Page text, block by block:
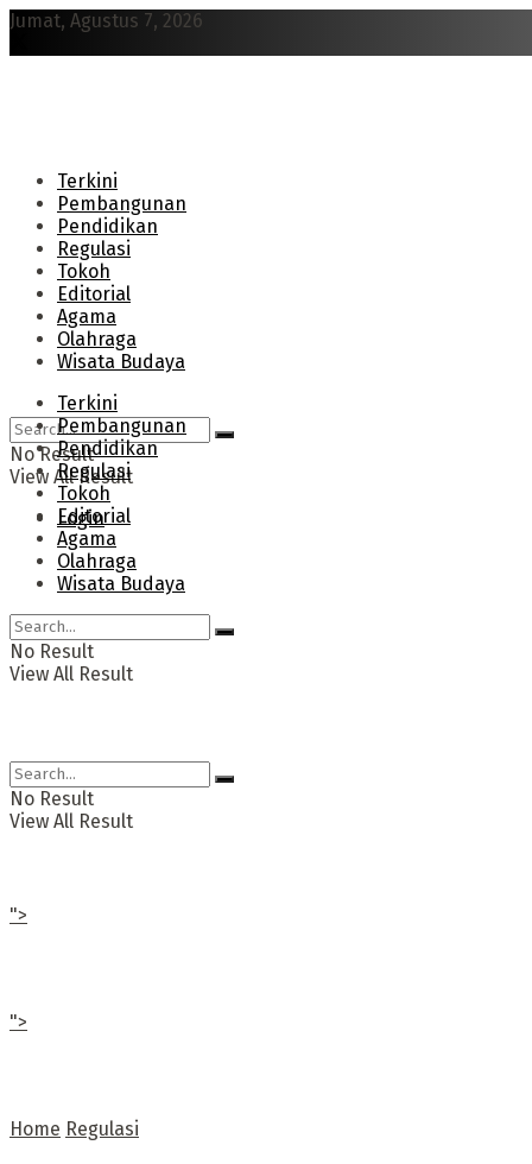
Jumat, Agustus 7, 2026
No Result
View All Result
Login
Terkini
Pembangunan
Pendidikan
Regulasi
Tokoh
Editorial
Agama
Olahraga
Wisata Budaya
Terkini
Pembangunan
Pendidikan
Regulasi
Tokoh
Editorial
Agama
Olahraga
Wisata Budaya
No Result
View All Result
No Result
View All Result
">
">
Home Regulasi